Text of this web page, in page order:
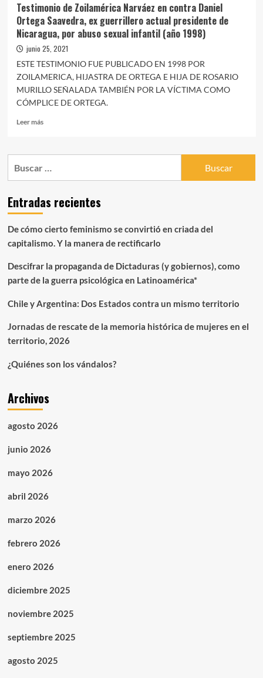
DE
PARTE
DE
ORTEGA
ZOILAMERICA
(1998)
Testimonio de Zoilamérica Narváez en contra Daniel
Ortega Saavedra, ex guerrillero actual presidente de
Nicaragua, por abuso sexual infantil (año 1998)
junio 25, 2021
ESTE TESTIMONIO FUE PUBLICADO EN 1998 POR
ZOILAMERICA, HIJASTRA DE ORTEGA E HIJA DE ROSARIO
MURILLO SEÑALADA TAMBIÉN POR LA VÍCTIMA COMO
CÓMPLICE DE ORTEGA.
Leer másLeer
Testimonio
en
contra
Ortega
Saavedra,
guerrillero
actual
presidente
Nicaragua,
abuso
sexual
(año
Entradas recientes
De cómo cierto feminismo se convirtió en criada del
capitalismo. Y la manera de rectificarlo
Descifrar la propaganda de Dictaduras (y gobiernos), como
parte de la guerra psicológica en Latinoamérica*
Chile y Argentina: Dos Estados contra un mismo territorio
Jornadas de rescate de la memoria histórica de mujeres en el
territorio, 2026
¿Quiénes son los vándalos?
Archivos
agosto 2026
junio 2026
mayo 2026
abril 2026
marzo 2026
febrero 2026
enero 2026
diciembre 2025
noviembre 2025
septiembre 2025
agosto 2025